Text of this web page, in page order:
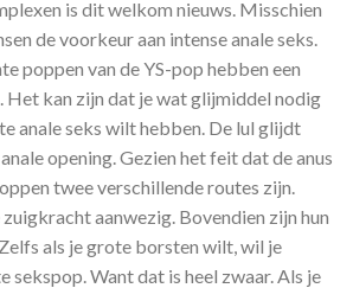
is dit welkom nieuws. Misschien
de voorkeur aan intense anale seks.
poppen van de YS-pop hebben een
Het kan zijn dat je wat glijmiddel nodig
anale seks wilt hebben. De lul glijdt
opening. Gezien het feit dat de anus
twee verschillende routes zijn.
aanwezig. Bovendien zijn hun
als je grote borsten wilt, wil je
sekspop. Want dat is heel zwaar. Als je